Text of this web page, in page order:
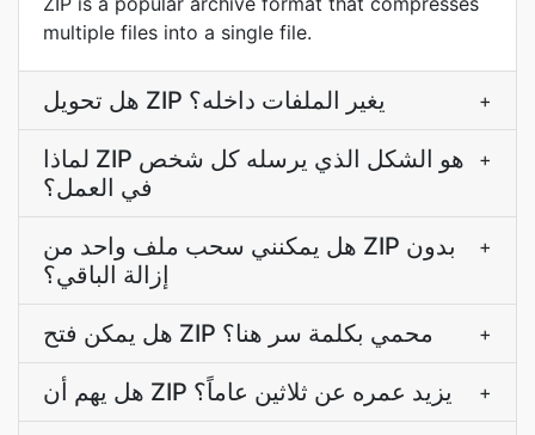
multiple files into a single file.
هل تحويل ZIP يغير الملفات داخله؟ +
لماذا ZIP هو الشكل الذي يرسله كل شخص
في العمل؟
+
هل يمكنني سحب ملف واحد من ZIP بدون
إزالة الباقي؟
+
هل يمكن فتح ZIP محمي بكلمة سر هنا؟ +
هل يهم أن ZIP يزيد عمره عن ثلاثين عاماً؟ +